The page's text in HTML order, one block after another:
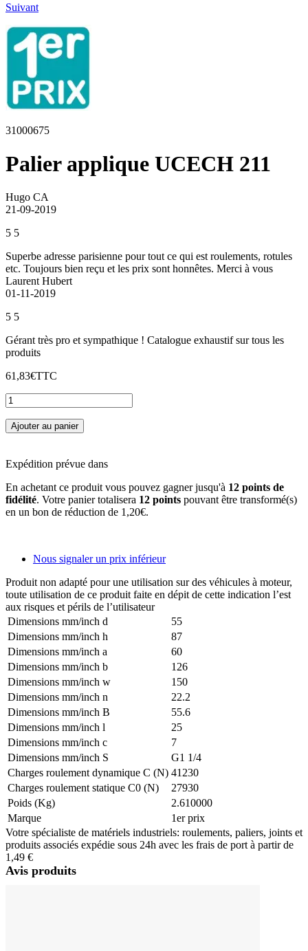
Suivant
31000675
Palier applique UCECH 211
Hugo CA
21-09-2019
5 5
Superbe adresse parisienne pour tout ce qui est roulements, rotules
etc. Toujours bien reçu et les prix sont honnêtes. Merci à vous
Laurent Hubert
01-11-2019
5 5
Gérant très pro et sympathique ! Catalogue exhaustif sur tous les
produits
61,83€TTC
Ajouter au panier
Expédition prévue dans
En achetant ce produit vous pouvez gagner jusqu'à 12 points de
fidélité. Votre panier totalisera 12 points pouvant être transformé(s)
en un bon de réduction de 1,20€.
Nous signaler un prix inférieur
Produit non adapté pour une utilisation sur des véhicules à moteur,
toute utilisation de ce produit faite en dépit de cette indication l’est
aux risques et périls de l’utilisateur
Dimensions mm/inch d
55
Dimensions mm/inch h
87
Dimensions mm/inch a
60
Dimensions mm/inch b
126
Dimensions mm/inch w
150
Dimensions mm/inch n
22.2
Dimensions mm/inch B
55.6
Dimensions mm/inch l
25
Dimensions mm/inch c
7
Dimensions mm/inch S
G1 1/4
Charges roulement dynamique C (N) 41230
Charges roulement statique C0 (N)
27930
Poids (Kg)
2.610000
Marque
1er prix
Votre spécialiste de matériels industriels: roulements, paliers, joints et
produits associés expédie sous 24h avec les frais de port à partir de
1,49 €
Avis produits